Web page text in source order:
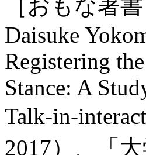
［おもな著
Daisuke
Registering
Stance: A
Talk-in-
2017）、「